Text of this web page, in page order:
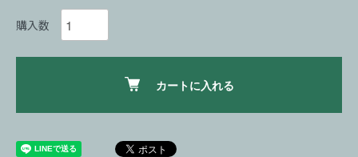
購入数
カートに入れる